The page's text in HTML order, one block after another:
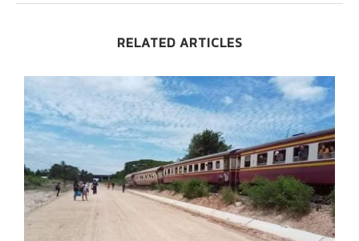
กทท. อนุมัติเอกชนย้ายตู้สินค้าโครงการ SRTO
next post
“ราชาเฟอร์รี่” เสริมเที่ยวรถ-เรือ ช่วงสงกรานต์
RELATED ARTICLES